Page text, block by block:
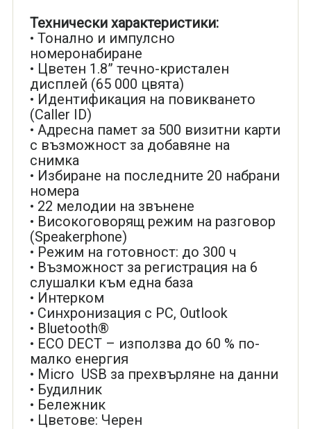
Технически характеристики:
• Тонално и импулсно
номеронабиране
• Цветен 1.8” течно-кристален
дисплей (65 000 цвята)
• Идентификация на повикването
(Caller ID)
• Адресна памет за 500 визитни карти
с възможност за добавяне на
снимка
• Избиране на последните 20 набрани
номера
• 22 мелодии на звънене
• Високоговорящ режим на разговор
(Speakerphone)
• Режим на готовност: до 300 ч
• Възможност за регистрация на 6
слушалки към една база
• Интерком
• Синхронизация с PC, Outlook
• Bluetooth®
• ECO DECT – използва до 60 % по-
малко енергия
• Micro USB за прехвърляне на данни
• Будилник
• Бележник
• Цветове: Черен